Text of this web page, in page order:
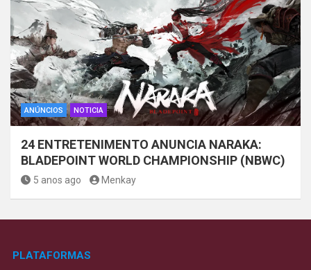
ANÚNCIOS NOTICIA
24 ENTRETENIMENTO ANUNCIA NARAKA:
BLADEPOINT WORLD CHAMPIONSHIP (NBWC)
5 anos ago Menkay
PLATAFORMAS